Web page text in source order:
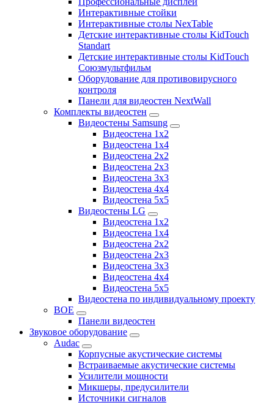
Интерактивные стойки
Интерактивные столы NexTable
Детские интерактивные столы KidTouch
Standart
Детские интерактивные столы KidTouch
Союзмультфильм
Оборудование для противовирусного
контроля
Панели для видеостен NextWall
Комплекты видеостен
Видеостены Samsung
Видеостена 1x2
Видеостена 1x4
Видеостена 2x2
Видеостена 2х3
Видеостена 3x3
Видеостена 4x4
Видеостена 5x5
Видеостены LG
Видеостена 1x2
Видеостена 1x4
Видеостена 2x2
Видеостена 2x3
Видеостена 3x3
Видеостена 4x4
Видеостена 5x5
Видеостена по индивидуальному проекту
BOE
Панели видеостен
Звуковое оборудование
Audac
Корпусные акустические системы
Встраиваемые акустические системы
Усилители мощности
Микшеры, предусилители
Источники сигналов